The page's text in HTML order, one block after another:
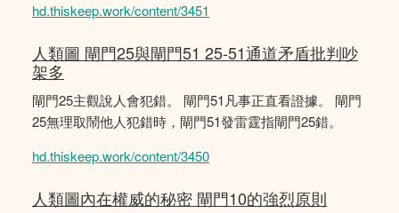
hd.thiskeep.work/content/3451
人類圖 閘門25與閘門51 25-51通道矛盾批判吵
架多
閘門25主觀說人會犯錯。 閘門51凡事正直看證據。 閘門
25無理取鬧他人犯錯時，閘門51發雷霆指閘門25錯。
hd.thiskeep.work/content/3450
人類圖內在權威的秘密 閘門10的強烈原則